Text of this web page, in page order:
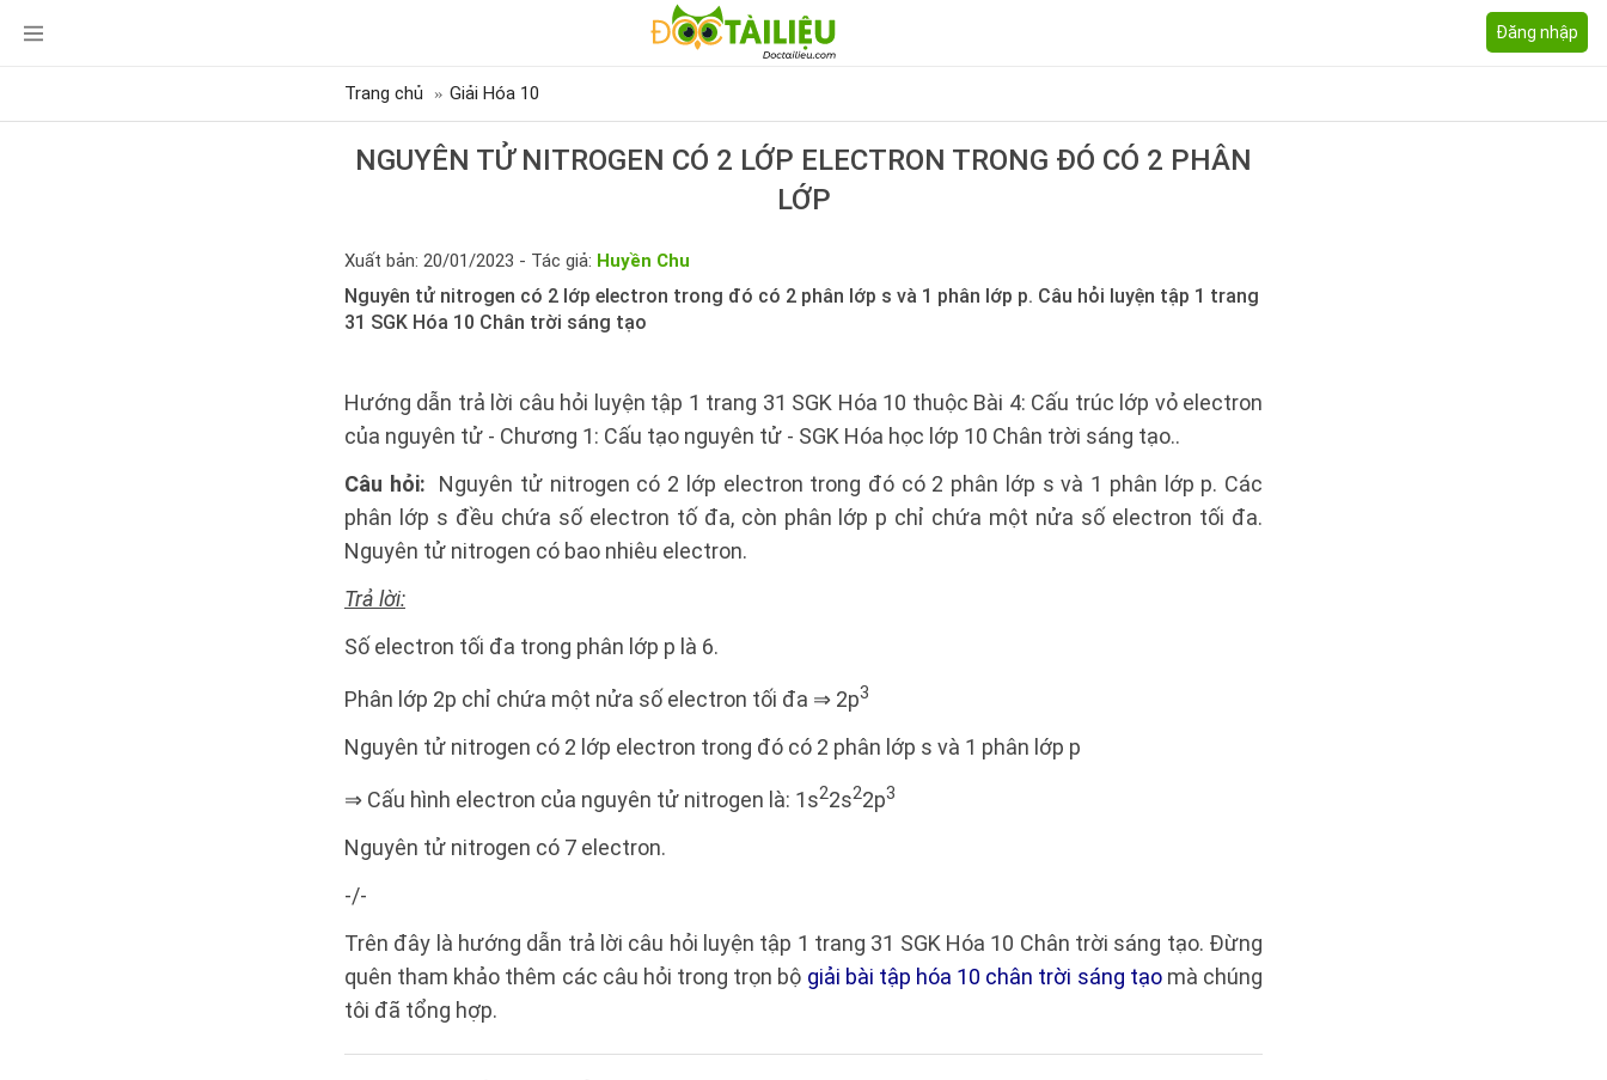
Đăng nhập
Trang chủ Giải Hóa 10
NGUYÊN TỬ NITROGEN CÓ 2 LỚP ELECTRON TRONG ĐÓ CÓ 2 PHÂN
LỚP
Xuất bản: 20/01/2023 - Tác giả: Huyền Chu
Nguyên tử nitrogen có 2 lớp electron trong đó có 2 phân lớp s và 1 phân lớp p. Câu hỏi luyện tập 1 trang
31 SGK Hóa 10 Chân trời sáng tạo
Hướng dẫn trả lời câu hỏi luyện tập 1 trang 31 SGK Hóa 10 thuộc Bài 4: Cấu trúc lớp vỏ electron
của nguyên tử - Chương 1: Cấu tạo nguyên tử - SGK Hóa học lớp 10 Chân trời sáng tạo..
Câu hỏi:
Nguyên tử nitrogen có 2 lớp electron trong đó có 2 phân lớp s và 1 phân lớp p. Các
phân lớp s đều chứa số electron tố đa, còn phân lớp p chỉ chứa một nửa số electron tối đa.
Nguyên tử nitrogen có bao nhiêu electron.
Trả lời:
Số electron tối đa trong phân lớp p là 6.
Phân lớp 2p chỉ chứa một nửa số electron tối đa ⇒ 2p3
Nguyên tử nitrogen có 2 lớp electron trong đó có 2 phân lớp s và 1 phân lớp p
⇒ Cấu hình electron của nguyên tử nitrogen là: 1s22s22p3
Nguyên tử nitrogen có 7 electron.
-/-
Trên đây là hướng dẫn trả lời câu hỏi luyện tập 1 trang 31 SGK Hóa 10 Chân trời sáng tạo. Đừng
quên tham khảo thêm các câu hỏi trong trọn bộ giải bài tập hóa 10 chân trời sáng tạomà chúng
tôi đã tổng hợp.